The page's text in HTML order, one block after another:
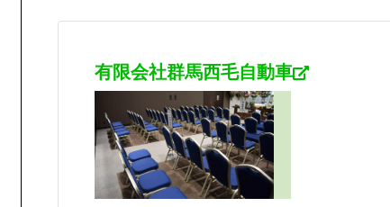
有限会社群馬西毛自動車